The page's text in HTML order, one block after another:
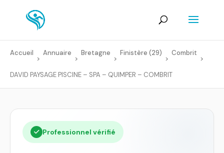
Accueil
>
Annuaire
>
Bretagne
>
Finistère (29)
>
Combrit
>
DAVID PAYSAGE PISCINE – SPA – QUIMPER – COMBRIT
Professionnel vérifié